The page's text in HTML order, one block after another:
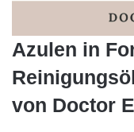
Azulen in
von Doctor